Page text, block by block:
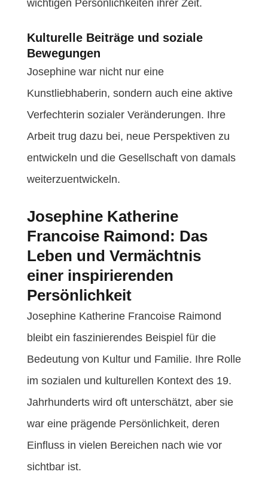
wichtigen Persönlichkeiten ihrer Zeit.
Kulturelle Beiträge und soziale
Bewegungen
Josephine war nicht nur eine
Kunstliebhaberin, sondern auch eine aktive
Verfechterin sozialer Veränderungen. Ihre
Arbeit trug dazu bei, neue Perspektiven zu
entwickeln und die Gesellschaft von damals
weiterzuentwickeln.
Josephine Katherine
Francoise Raimond: Das
Leben und Vermächtnis
einer inspirierenden
Persönlichkeit
Josephine Katherine Francoise Raimond
bleibt ein faszinierendes Beispiel für die
Bedeutung von Kultur und Familie. Ihre Rolle
im sozialen und kulturellen Kontext des 19.
Jahrhunderts wird oft unterschätzt, aber sie
war eine prägende Persönlichkeit, deren
Einfluss in vielen Bereichen nach wie vor
sichtbar ist.